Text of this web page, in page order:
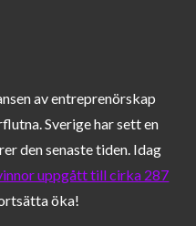
av entreprenörskap
Sverige har sett en
den senaste tiden. Idag
uppgått till cirka 287
öka!